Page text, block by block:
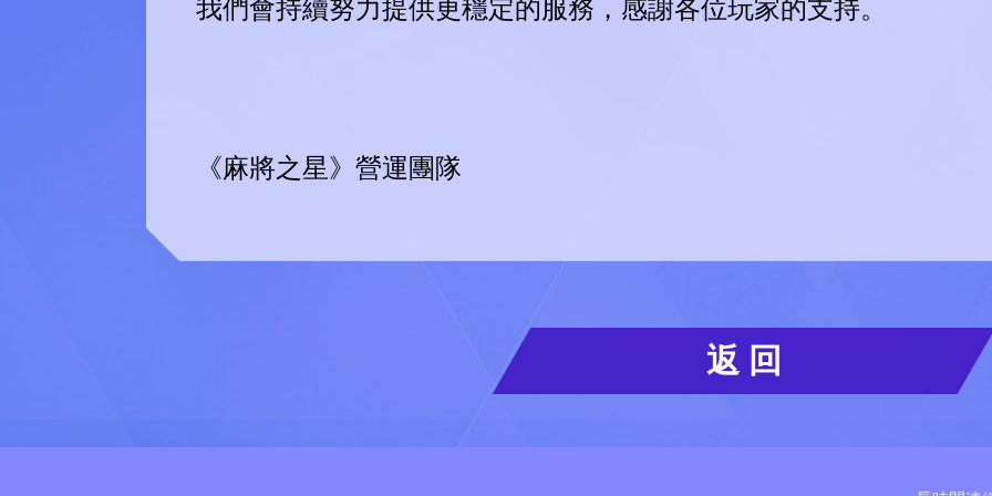
我們會持續努力提供更穩定的服務，感謝各位玩家的支持。
《麻將之星》營運團隊
返 回